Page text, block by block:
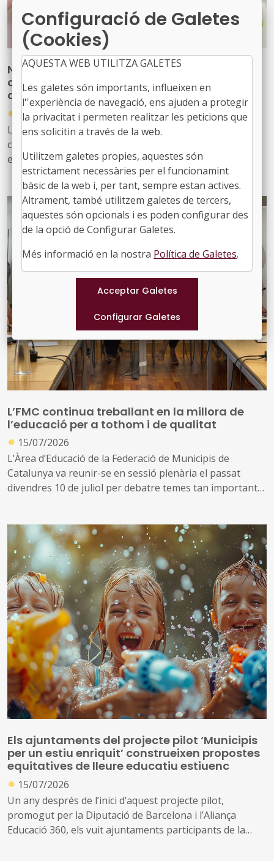
Nova publicació per reforçar les
competències del personal tècnic municipal
d’educació
●
31/07/2026
La Diputació de Barcelona ha editat la publicació ‘Marc
competencial del perfil tècnic municipal d’educació’, una
eina que defineix, ordena i enforteix el nou rol del
personal tècnic d’educació i el seu lideratge en el
desenvolupament i la gestió de les polítiques educatives
locals
L’FMC continua treballant en la millora de
l’educació per a tothom i de qualitat
● 15/07/2026
L’Àrea d’Educació de la Federació de Municipis de
Catalunya va reunir-se en sessió plenària el passat
divendres 10 de juliol per debatre temes tan importants
adaptat, la formació professional dual o el Decret
d’Orientació, entre d’altres
En la sessió es va presentar la nova presidenta de l’Àrea
d’Educació, Joana Cobo, alcaldessa de Vilajuïga, i que
també es vicepresidenta del Comitè Executiu de l’FMC
Els ajuntaments del projecte pilot ‘Municipis
per un estiu enriquit’ construeixen propostes
equitatives de lleure educatiu estiuenc
● 15/07/2026
Un any després de l’inici d’aquest projecte pilot,
promogut per la Diputació de Barcelona i l’Aliança
Educació 360, els vuit ajuntaments participants de la
Configuració de Galetes
(Cookies)
AQUESTA WEB UTILITZA GALETES
Les galetes són importants, influeixen en
l''experiència de navegació, ens ajuden a protegir
la privacitat i permeten realitzar les peticions que
ens solicitin a través de la web.
Utilitzem galetes propies, aquestes són
estrictament necessàries per el funcionamint
bàsic de la web i, per tant, sempre estan actives.
Altrament, també utilitzem galetes de tercers,
aquestes són opcionals i es poden configurar des
de la opció de Configurar Galetes.
Més informació en la nostra Política de Galetes.